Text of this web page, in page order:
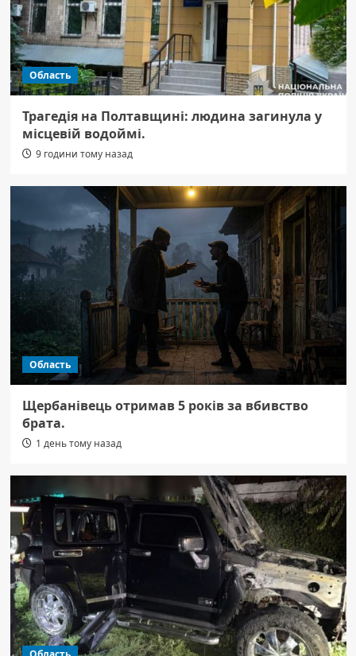
Область
Трагедія на Полтавщині: людина загинула у
місцевій водоймі.
9 години тому назад
Область
Щербанівець отримав 5 років за вбивство
брата.
1 день тому назад